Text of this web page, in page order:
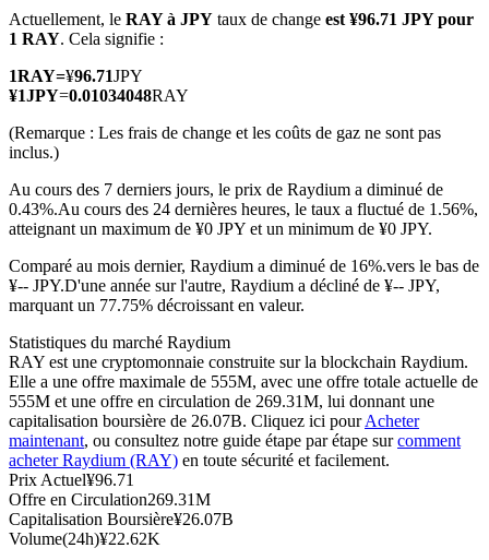
TradFi
Produits dérivés sur actions, forex, métaux précieux et matières
premières
Futures USDC
Copie de Trading
Actuellement, le RAY à JPY taux de change est ¥96.71 JPY pour
1 RAY. Cela signifie :
1RAY=¥96.71JPY
¥1JPY=0.01034048RAY
(Remarque : Les frais de change et les coûts de gaz ne sont pas
inclus.)
Au cours des 7 derniers jours, le prix de Raydium a diminué de
0.43%.Au cours des 24 dernières heures, le taux a fluctué de 1.56%,
atteignant un maximum de ¥0 JPY et un minimum de ¥0 JPY.
Comparé au mois dernier, Raydium a diminué de 16%.vers le bas de
¥-- JPY.D'une année sur l'autre, Raydium a décliné de ¥-- JPY,
marquant un 77.75% décroissant en valeur.
Statistiques du marché Raydium
RAY est une cryptomonnaie construite sur la blockchain Raydium.
Elle a une offre maximale de 555M, avec une offre totale actuelle de
555M et une offre en circulation de 269.31M, lui donnant une
capitalisation boursière de 26.07B. Cliquez ici pourAcheter
maintenant, ou consultez notre guide étape par étape surcomment
acheter Raydium (RAY) en toute sécurité et facilement.
Prix Actuel¥96.71
Offre en Circulation269.31M
Capitalisation Boursière¥26.07B
Volume(24h)¥22.62K